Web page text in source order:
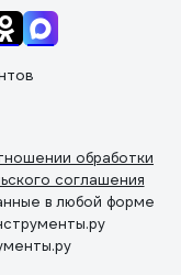
обработки
соглашения
в любой форме